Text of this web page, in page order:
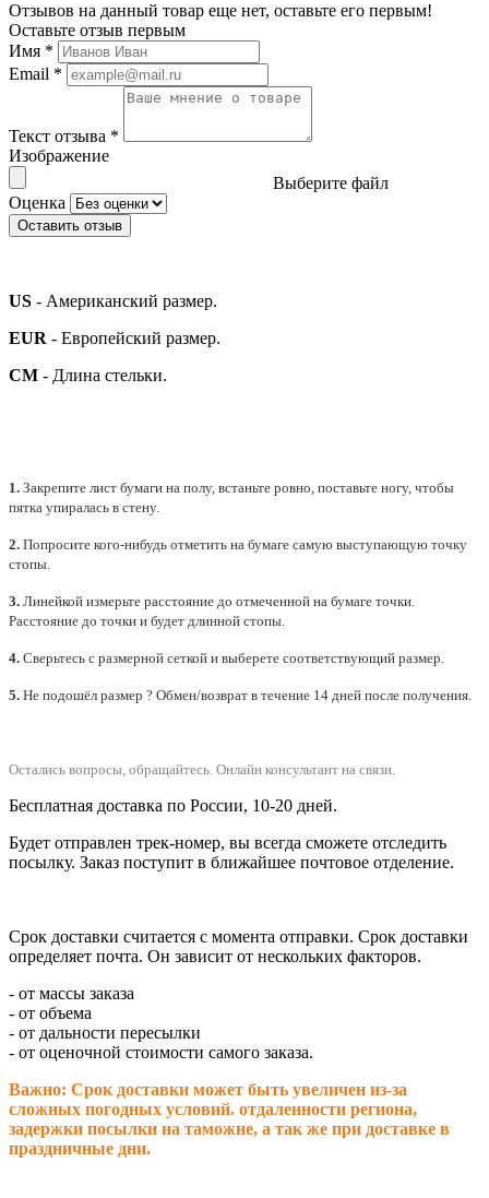
Отзывов на данный товар еще нет, оставьте его первым!
Оставьте отзыв первым
Имя *
Email *
Текст отзыва *
Изображение
Выберите файл
Оценка
Оставить отзыв
US - Американский размер.
EUR - Европейский размер.
СМ - Длина стельки.
1. Закрепите лист бумаги на полу, встаньте ровно, поставьте ногу, чтобы
пятка упиралась в стену.
2. Попросите кого-нибудь отметить на бумаге самую выступающую точку
стопы.
3. Линейкой измерьте расстояние до отмеченной на бумаге точки.
Расстояние до точки и будет длинной стопы.
4. Сверьтесь с размерной сеткой и выберете соответствующий размер.
5. Не подошёл размер ? Обмен/возврат в течение 14 дней после получения.
Остались вопросы, обращайтесь. Онлайн консультант на связи.
Бесплатная доставка по России, 10-20 дней.
Будет отправлен трек-номер, вы всегда сможете отследить
посылку. Заказ поступит в ближайшее почтовое отделение.
Срок доставки считается с момента отправки. Срок доставки
определяет почта. Он зависит от нескольких факторов.
- от массы заказа
- от объема
- от дальности пересылки
- от оценочной стоимости самого заказа.
Важно: Срок доставки может быть увеличен из-за
сложных погодных условий. отдаленности региона,
задержки посылки на таможне, а так же при доставке в
праздничные дни.